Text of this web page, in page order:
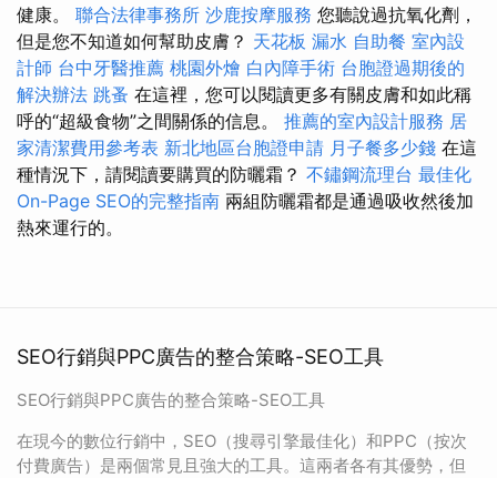
健康。 聯合法律事務所 沙鹿按摩服務 您聽說過抗氧化劑，
但是您不知道如何幫助皮膚？ 天花板 漏水 自助餐 室內設
計師 台中牙醫推薦 桃園外燴 白內障手術 台胞證過期後的
解決辦法 跳蚤 在這裡，您可以閱讀更多有關皮膚和如此稱
呼的“超級食物”之間關係的信息。 推薦的室內設計服務 居
家清潔費用參考表 新北地區台胞證申請 月子餐多少錢 在這
種情況下，請閱讀要購買的防曬霜？ 不鏽鋼流理台 最佳化
On-Page SEO的完整指南 兩組防曬霜都是通過吸收然後加
熱來運行的。
SEO行銷與PPC廣告的整合策略-SEO工具
SEO行銷與PPC廣告的整合策略-SEO工具
在現今的數位行銷中，SEO（搜尋引擎最佳化）和PPC（按次
付費廣告）是兩個常見且強大的工具。這兩者各有其優勢，但